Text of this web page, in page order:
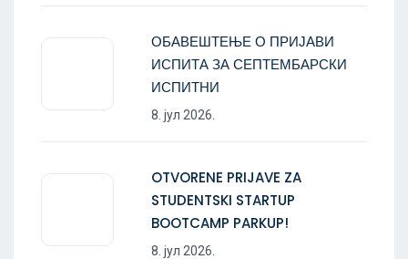
ОБАВЕШТЕЊЕ О ПРИЈАВИ
ИСПИТА ЗА СЕПТЕМБАРСКИ
ИСПИТНИ
8. јул 2026.
OTVORENE PRIJAVE ZA
STUDENTSKI STARTUP
BOOTCAMP PARKUP!
8. јул 2026.